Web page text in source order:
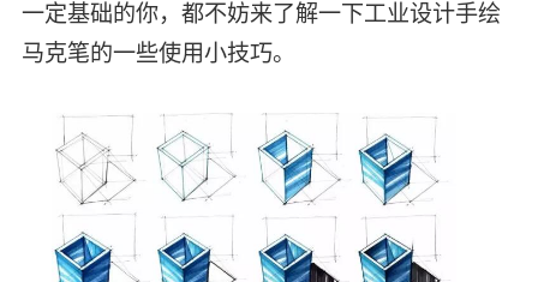
一定基础的你，都不妨来了解一下工业设计手绘
马克笔的一些使用小技巧。